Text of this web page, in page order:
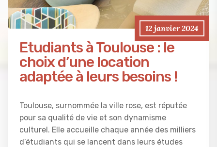
12 janvier 2024
Etudiants à Toulouse : le
choix d’une location
adaptée à leurs besoins !
Toulouse, surnommée la ville rose, est réputée
pour sa qualité de vie et son dynamisme
culturel. Elle accueille chaque année des milliers
d’étudiants qui se lancent dans leurs études